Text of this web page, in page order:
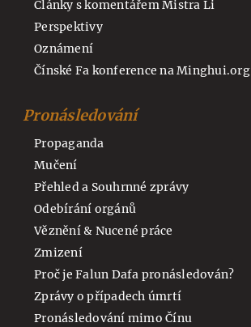
Články s komentářem Mistra Li
Perspektivy
Oznámení
Čínské Fa konference na Minghui.org
Pronásledování
Propaganda
Mučení
Přehled a Souhrnné zprávy
Odebírání orgánů
Věznění & Nucené práce
Zmizení
Proč je Falun Dafa pronásledován?
Zprávy o případech úmrtí
Pronásledování mimo Čínu